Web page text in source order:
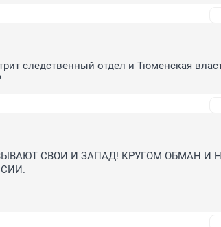
следственный отдел и Тюменская
СВОИ И ЗАПАД! КРУГОМ ОБМАН И